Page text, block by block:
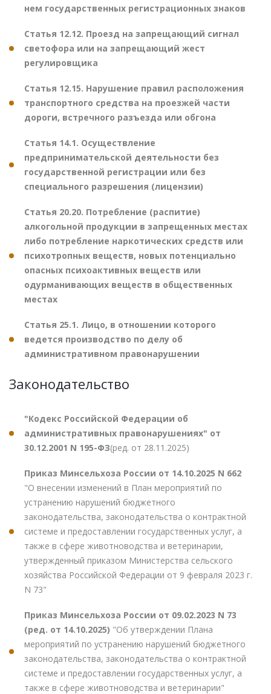
нем государственных регистрационных знаков
Статья 12.12. Проезд на запрещающий сигнал
светофора или на запрещающий жест
регулировщика
Статья 12.15. Нарушение правил расположения
транспортного средства на проезжей части
дороги, встречного разъезда или обгона
Статья 14.1. Осуществление
предпринимательской деятельности без
государственной регистрации или без
специального разрешения (лицензии)
Статья 20.20. Потребление (распитие)
алкогольной продукции в запрещенных местах
либо потребление наркотических средств или
психотропных веществ, новых потенциально
опасных психоактивных веществ или
одурманивающих веществ в общественных
местах
Статья 25.1. Лицо, в отношении которого
ведется производство по делу об
административном правонарушении
Законодательство
"Кодекс Российской Федерации об
административных правонарушениях" от
30.12.2001 N 195-ФЗ(ред. от 28.11.2025)
Приказ Минсельхоза России от 14.10.2025 N 662
"О внесении изменений в План мероприятий по
устранению нарушений бюджетного
законодательства, законодательства о контрактной
системе и предоставлении государственных услуг, а
также в сфере животноводства и ветеринарии,
утвержденный приказом Министерства сельского
хозяйства Российской Федерации от 9 февраля 2023 г.
N 73"
Приказ Минсельхоза России от 09.02.2023 N 73
(ред. от 14.10.2025) "Об утверждении Плана
мероприятий по устранению нарушений бюджетного
законодательства, законодательства о контрактной
системе и предоставлении государственных услуг, а
также в сфере животноводства и ветеринарии"